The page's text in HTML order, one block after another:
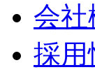
会社
採用